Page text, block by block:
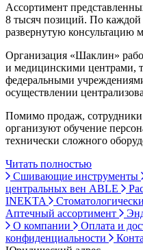
Ассортимент
8 тысяч позиций. По
развернутую консультацию
Организация «Шаклин»
и медицинскими центрами,
федеральными
осуществлении
Помимо продаж,
организуют обучение
технически сложного
Читать полностью
Сшивающие инструменты
центральных вен ABLE
INEKTA
Аптечный ассортимент
О компании
Оплата и
конфиденциальности